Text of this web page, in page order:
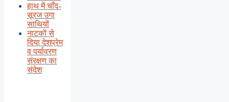
हाथ में चाँद-
सूरज उगा
साथियों
नाटकों से
दिया देशप्रेम
व पर्यावरण
संरक्षण का
संदेश